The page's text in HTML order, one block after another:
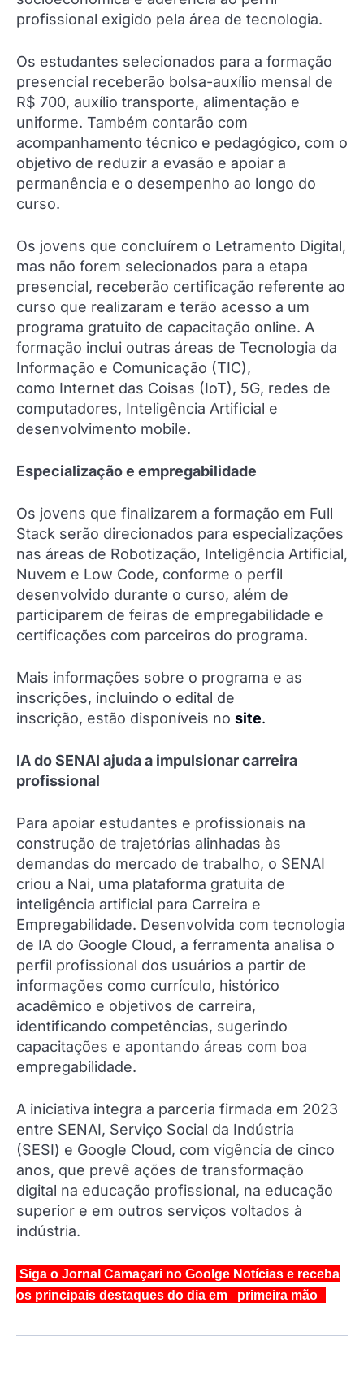
profissional exigido pela área de tecnologia.
Os estudantes selecionados para a formação
presencial receberão bolsa-auxílio mensal de
R$ 700, auxílio transporte, alimentação e
uniforme. Também contarão com
acompanhamento técnico e pedagógico, com o
objetivo de reduzir a evasão e apoiar a
permanência e o desempenho ao longo do
curso.
Os jovens que concluírem o Letramento Digital,
mas não forem selecionados para a etapa
presencial, receberão certificação referente ao
curso que realizaram e terão acesso a um
programa gratuito de capacitação online. A
formação inclui outras áreas de Tecnologia da
Informação e Comunicação (TIC),
como Internet das Coisas (IoT), 5G, redes de
computadores, Inteligência Artificial e
desenvolvimento mobile.
Especialização e empregabilidade
Os jovens que finalizarem a formação em Full
Stack serão direcionados para especializações
nas áreas de Robotização, Inteligência Artificial,
Nuvem e Low Code, conforme o perfil
desenvolvido durante o curso, além de
participarem de feiras de empregabilidade e
certificações com parceiros do programa.
Mais informações sobre o programa e as
inscrições, incluindo o edital de
inscrição, estão disponíveis no site.
IA do SENAI ajuda a impulsionar carreira
profissional
Para apoiar estudantes e profissionais na
construção de trajetórias alinhadas às
demandas do mercado de trabalho, o SENAI
criou a Nai, uma plataforma gratuita de
inteligência artificial para Carreira e
Empregabilidade. Desenvolvida com tecnologia
de IA do Google Cloud, a ferramenta analisa o
perfil profissional dos usuários a partir de
informações como currículo, histórico
acadêmico e objetivos de carreira,
identificando competências, sugerindo
capacitações e apontando áreas com boa
empregabilidade.
A iniciativa integra a parceria firmada em 2023
entre SENAI, Serviço Social da Indústria
(SESI) e Google Cloud, com vigência de cinco
anos, que prevê ações de transformação
digital na educação profissional, na educação
superior e em outros serviços voltados à
indústria.
Siga o Jornal Camaçari no Goolge Notícias e receba
os principais destaques do dia em primeira mão